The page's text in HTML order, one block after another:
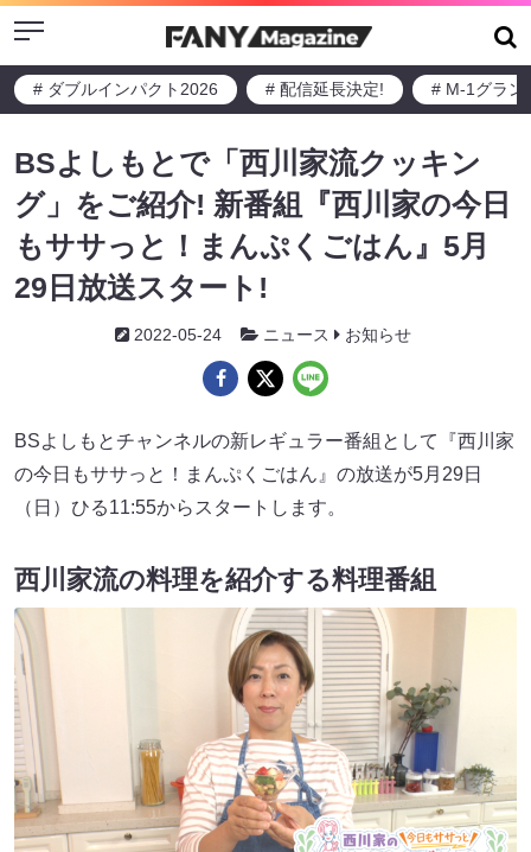
Menu
# ダブルインパクト2026 # 配信延長決定! # M-1グラン
BSよしもとで「西川家流クッキン
グ」をご紹介! 新番組『西川家の今日
もササっと！まんぷくごはん』5月
29日放送スタート!
2022-05-24 ニュース お知らせ
BSよしもとチャンネルの新レギュラー番組として『西川家
の今日もササっと！まんぷくごはん』の放送が5月29日
（日）ひる11:55からスタートします。
西川家流の料理を紹介する料理番組